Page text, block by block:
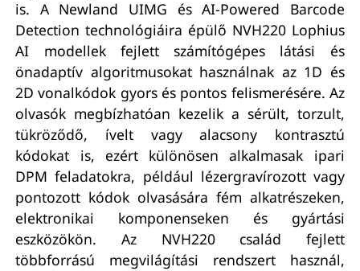
is. A Newland UIMG és AI-Powered Barcode
Detection technológiáira épülő NVH220 Lophius
AI modellek fejlett számítógépes látási és
önadaptív algoritmusokat használnak az 1D és
2D vonalkódok gyors és pontos felismerésére. Az
olvasók megbízhatóan kezelik a sérült, torzult,
tükröződő, ívelt vagy alacsony kontrasztú
kódokat is, ezért különösen alkalmasak ipari
DPM feladatokra, például lézergravírozott vagy
pontozott kódok olvasására fém alkatrészeken,
elektronikai komponenseken és gyártási
eszközökön. Az NVH220 család fejlett
többforrású megvilágítási rendszert használ,